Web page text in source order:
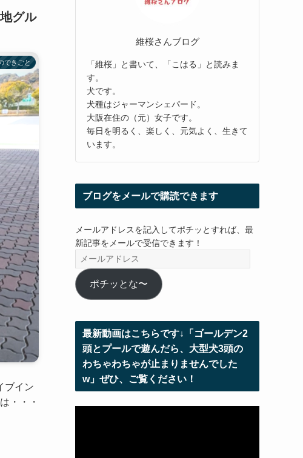
グル
できごと
ブイン
・・・
維桜さんブログ
「維桜」と書いて、「こはる」と読みま
す。
犬です。
犬種はジャーマンシェパード。
大阪在住の（元）女子です。
毎日を明るく、楽しく、元気よく、生きて
います。
ブログをメールで購読できます
メールアドレスを記入してポチッとすれば、最
新記事をメールで受信できます！
ー
ル
ア
レ
ス
ポチッとな〜
最新動画はこちらです↓「ゴールデン2
頭とプールで遊んだら、大型犬3頭の
わちゃわちゃが止まりませんでした
w」ぜひ、ご覧ください！